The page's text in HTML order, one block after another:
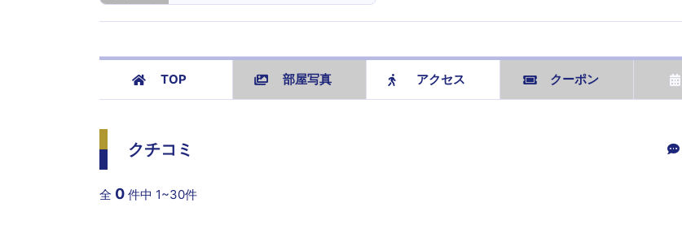
TOP 部屋写真 アクセス クーポン
クチコミ
全 0 件中 1~30件